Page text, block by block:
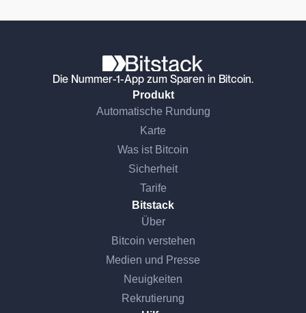
Die Nummer-1-App zum Sparen in Bitcoin.
Produkt
Automatische Rundung
Karte
Was ist Bitcoin
Sicherheit
Tarife
Bitstack
Über
Bitcoin verstehen
Medien und Presse
Neuigkeiten
Rekrutierung